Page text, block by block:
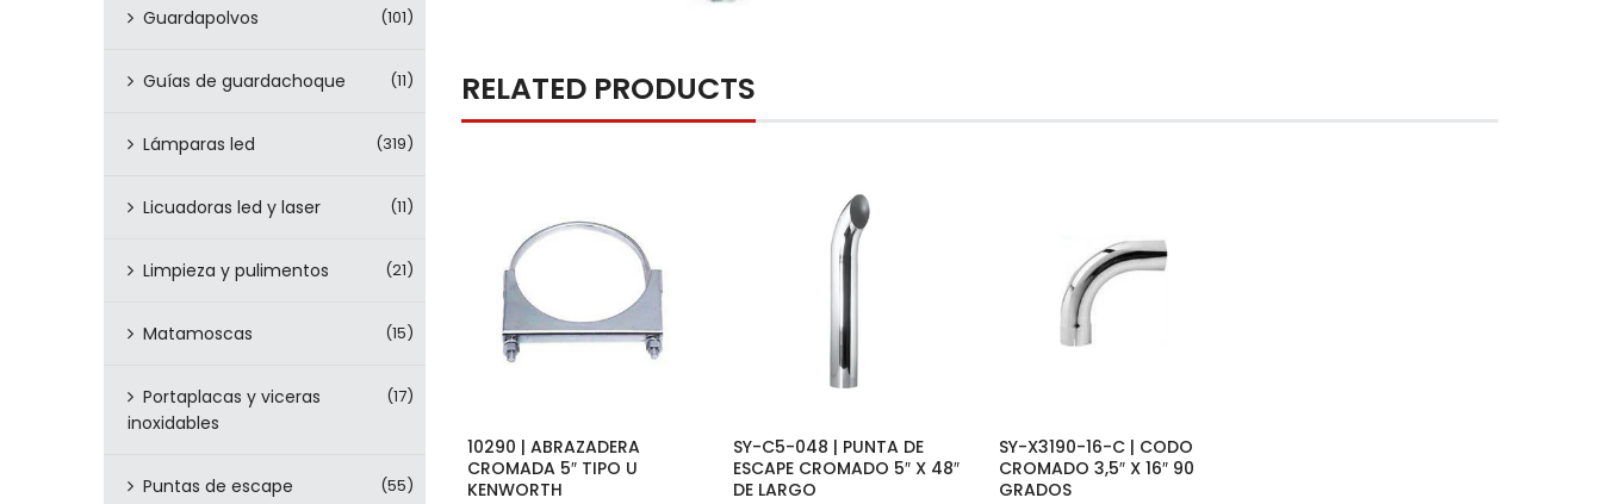
Guardapolvos (101)
Guías de guardachoque (11)
Lámparas led (319)
Licuadoras led y laser (11)
Limpieza y pulimentos (21)
Matamoscas (15)
Portaplacas y viceras
inoxidables
(17)
Puntas de escape (55)
RELATED PRODUCTS
10290 | ABRAZADERA
CROMADA 5″ TIPO U
KENWORTH
SY-C5-048 | PUNTA DE
ESCAPE CROMADO 5″ X 48″
DE LARGO
SY-X3190-16-C | CODO
CROMADO 3,5″ X 16″ 90
GRADOS